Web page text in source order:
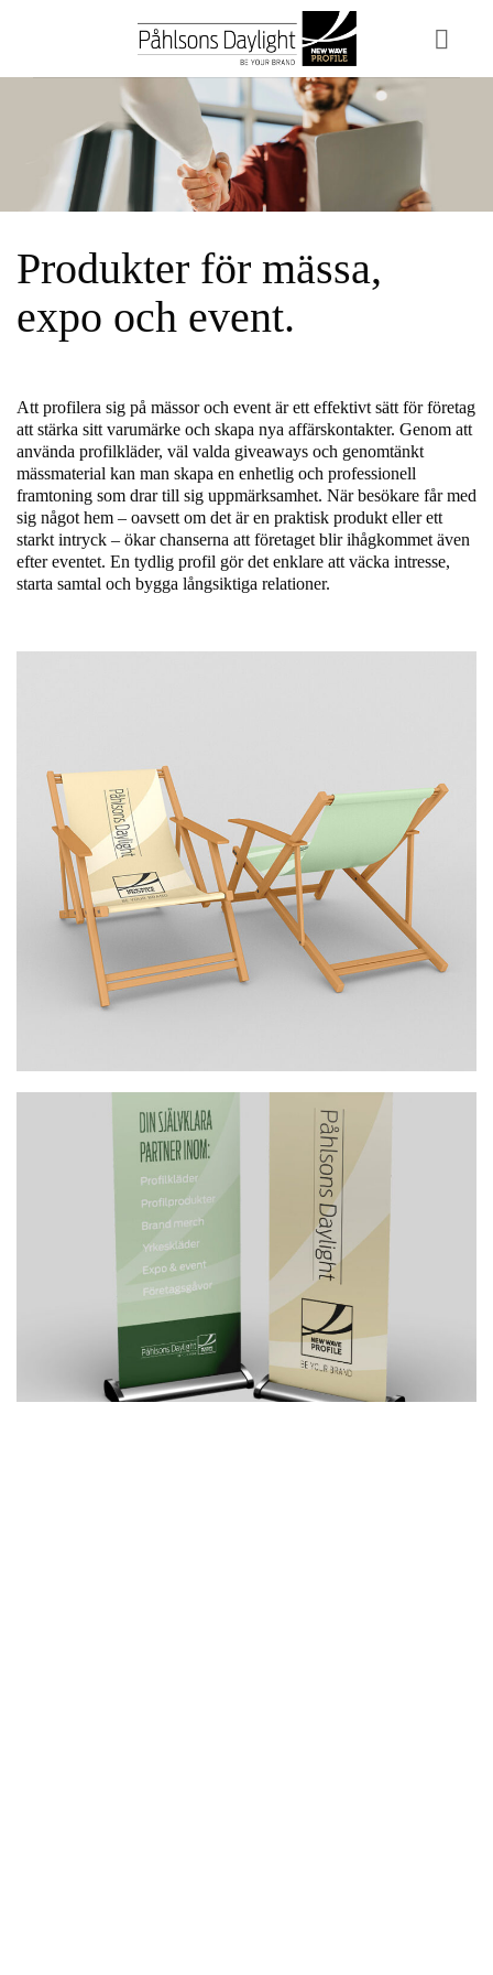
Produkter för mässa,
expo och event.
Att profilera sig på mässor och event är ett effektivt sätt för företag
att stärka sitt varumärke och skapa nya affärskontakter. Genom att
använda profilkläder, väl valda giveaways och genomtänkt
mässmaterial kan man skapa en enhetlig och professionell
framtoning som drar till sig uppmärksamhet. När besökare får med
sig något hem – oavsett om det är en praktisk produkt eller ett
starkt intryck – ökar chanserna att företaget blir ihågkommet även
efter eventet. En tydlig profil gör det enklare att väcka intresse,
starta samtal och bygga långsiktiga relationer.